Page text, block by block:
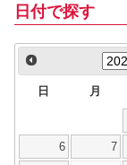
日付で探す
日 月
6 7